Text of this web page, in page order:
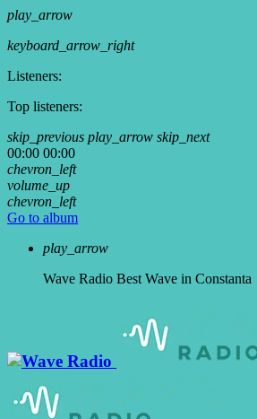
play_arrow
keyboard_arrow_right
Listeners:
Top listeners:
skip_previous play_arrow skip_next
00:00 00:00
chevron_left
volume_up
chevron_left
Go to album
play_arrow
Wave Radio Best Wave in Constanta